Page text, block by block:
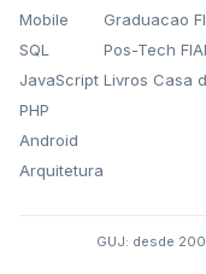
Mobile
SQL
JavaScript
PHP
Android
Arquitetura
Graduacao
Pos-Tech
Livros Casa
GUJ: desde